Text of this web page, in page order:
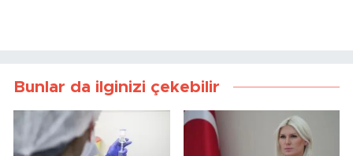
Bunlar da ilginizi çekebilir